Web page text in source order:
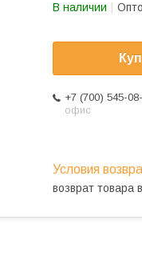
В наличии
+7 (700) 545-
офис
возврат товара